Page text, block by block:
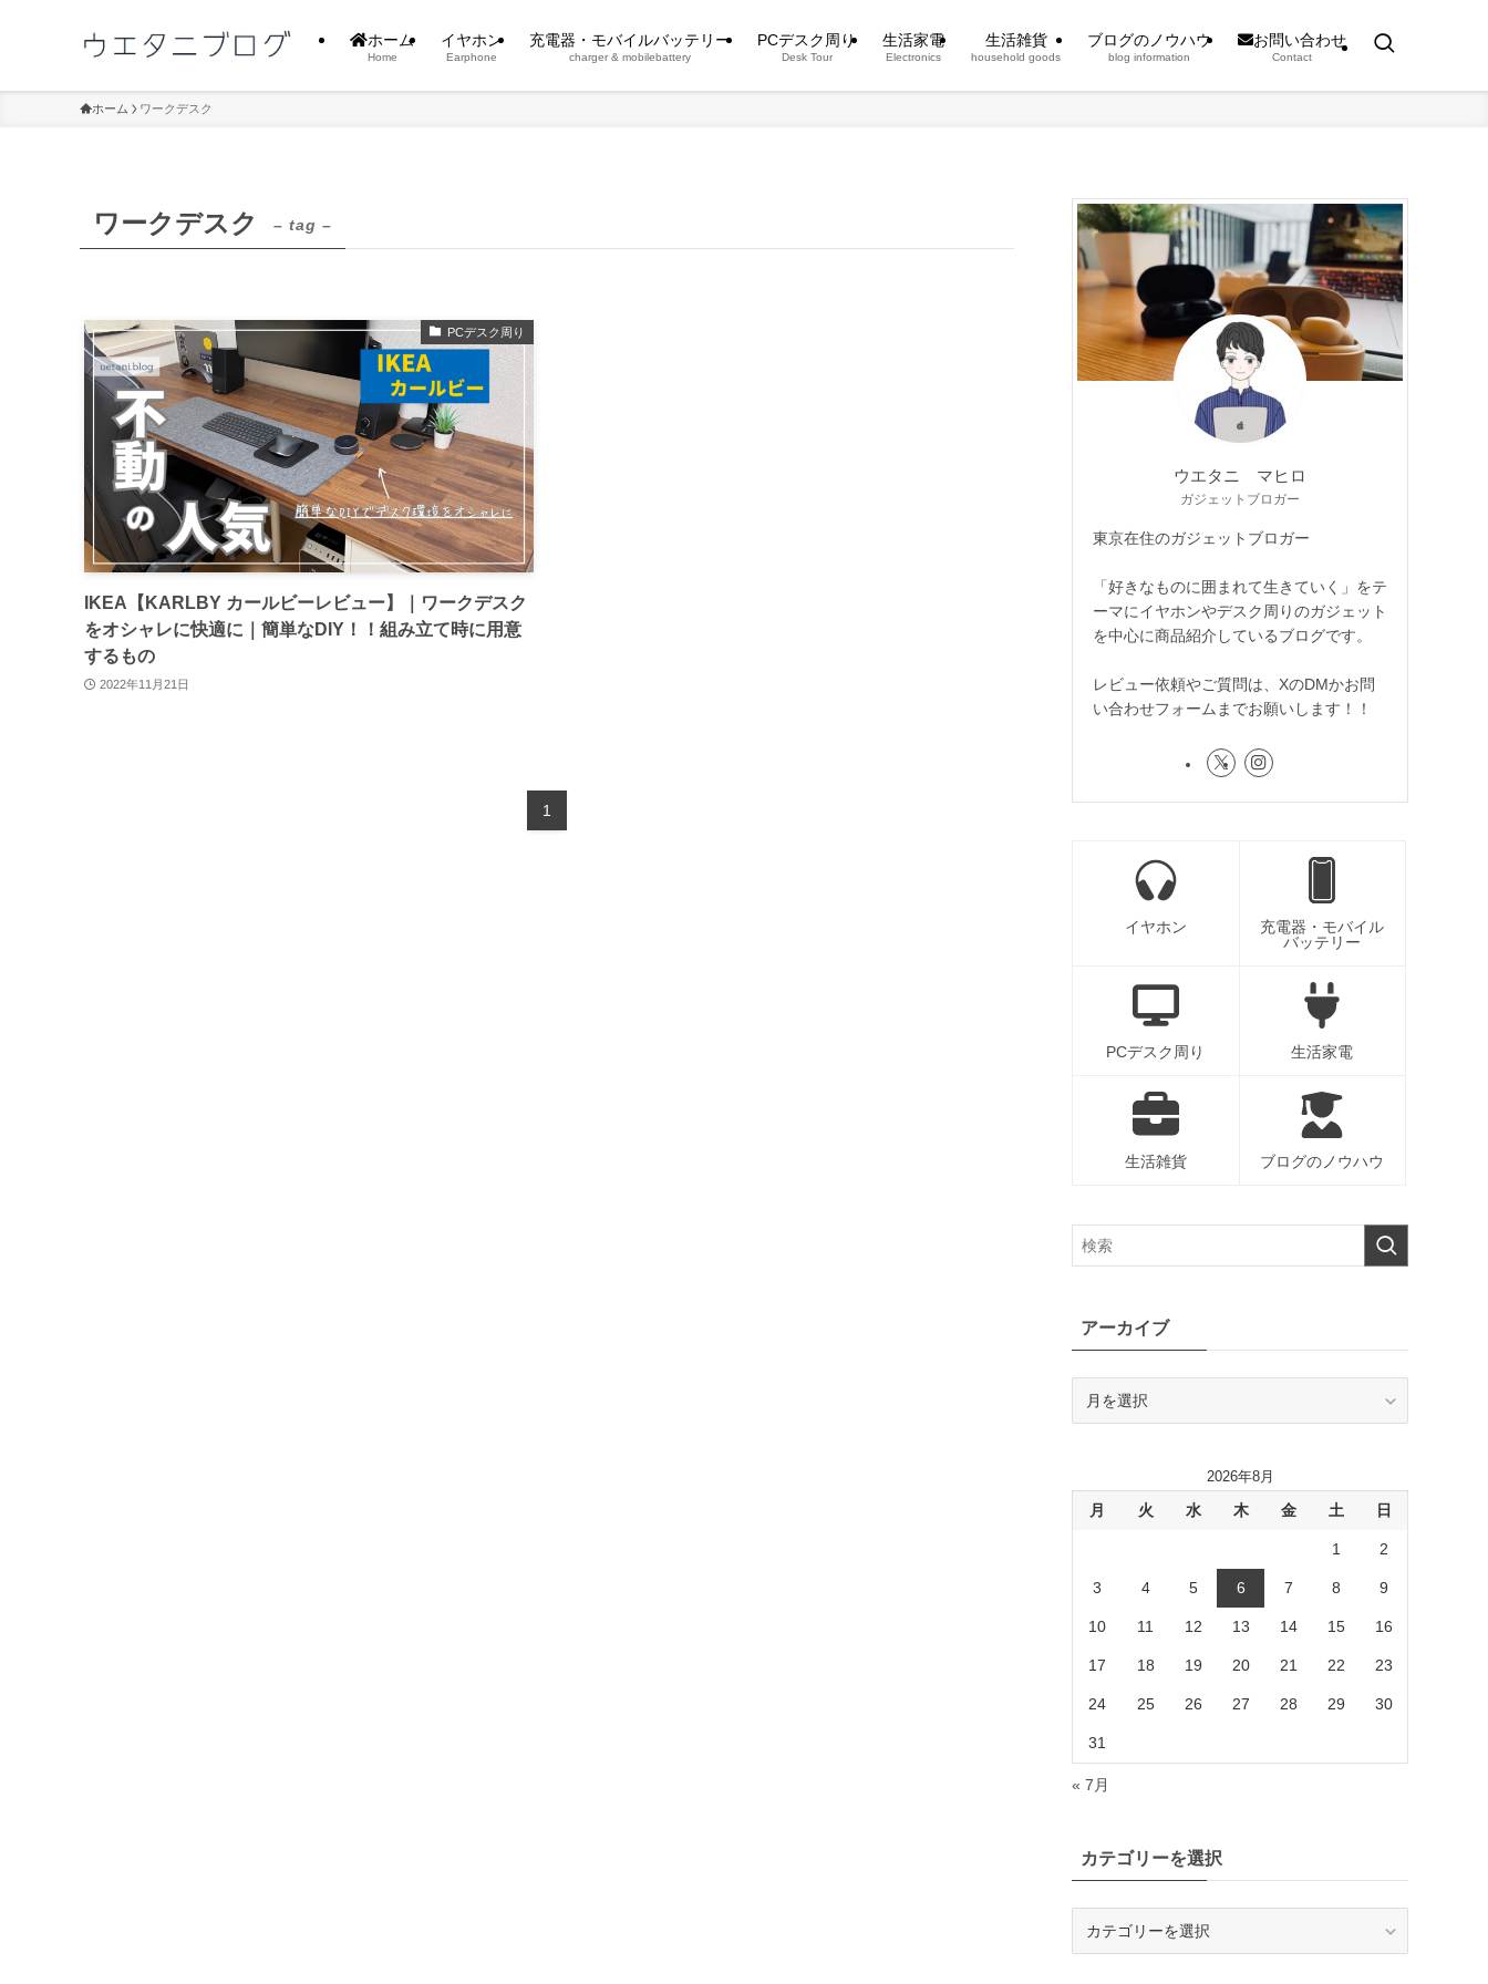
ホーム
Home
イヤホン
Earphone
充電器・モバイルバッテリー
charger & mobilebattery
PCデスク周り
Desk Tour
生活家電
Electronics
生活雑貨
household goods
ブログのノウハウ
blog information
お問い合わせ
Contact
ホーム ワークデスク
ワークデスク – tag –
PCデスク周り
IKEA【KARLBY カールビーレビュー】｜ワークデスク
をオシャレに快適に｜簡単なDIY！！組み立て時に用意
するもの
2022年11月21日
1
ウエタニ マヒロ
ガジェットブロガー
東京在住のガジェットブロガー
「好きなものに囲まれて生きていく」をテ
ーマにイヤホンやデスク周りのガジェット
を中心に商品紹介しているブログです。
レビュー依頼やご質問は、XのDMかお問
い合わせフォームまでお願いします！！
イヤホン
充電器・モバイル
バッテリー
PCデスク周り 生活家電
生活雑貨 ブログのノウハウ
アーカイブ
2026年8月
月 火 水 木 金 土 日
1 2
3 4 5 6 7 8 9
10 11 12 13 14 15 16
17 18 19 20 21 22 23
24 25 26 27 28 29 30
31
« 7月
カテゴリーを選択